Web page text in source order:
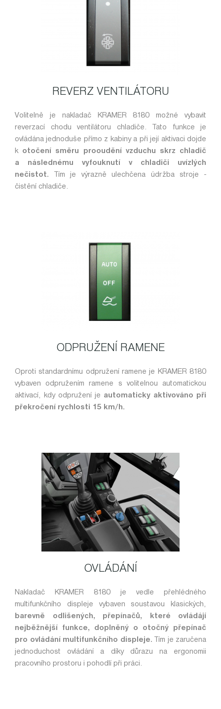
REVERZ VENTILÁTORU
Volitelně je nakladač KRAMER 8180 možné vybavit
reverzací chodu ventilátoru chladiče. Tato funkce je
ovládána jednoduše přímo z kabiny a při její aktivaci dojde
k otočení směru prooudění vzduchu skrz chladič
a následnému vyfouknutí v chladiči uvízlých
nečistot. Tím je výrazně ulechčena údržba stroje -
čistění chladiče.
ODPRUŽENÍ RAMENE
Oproti standardnímu odpružení ramene je KRAMER 8180
vybaven odpružením ramene s volitelnou automatickou
aktivací, kdy odpružení je automaticky aktivováno při
překročení rychlosti 15 km/h.
OVLÁDÁNÍ
Nakladač KRAMER 8180 je vedle přehlédného
multifunkčního displeje vybaven soustavou klasických,
barevně odlišených, přepínačů, které ovládájí
nejběžnější funkce, doplněný o otočný přepínač
pro ovládání multifunkčního displeje. Tím je zaručena
jednoduchost ovládání a díky důrazu na ergonomii
pracovního prostoru i pohodlí při práci.